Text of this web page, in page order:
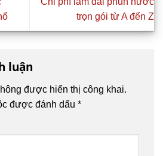
trọn gói từ A đến Z
luận
được hiển thị công khai.
được đánh dấu *